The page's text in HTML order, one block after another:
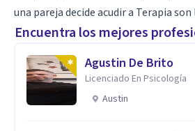
una pareja decide acudir a Terapia
Encuentra los mejores
Agustin De Brito
Licenciado En Psicología
Austin